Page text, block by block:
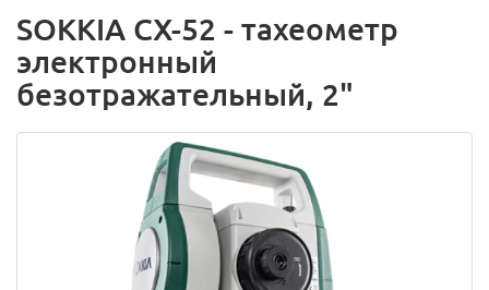
SOKKIA CX-52 - тахеометр
электронный
безотражательный, 2"